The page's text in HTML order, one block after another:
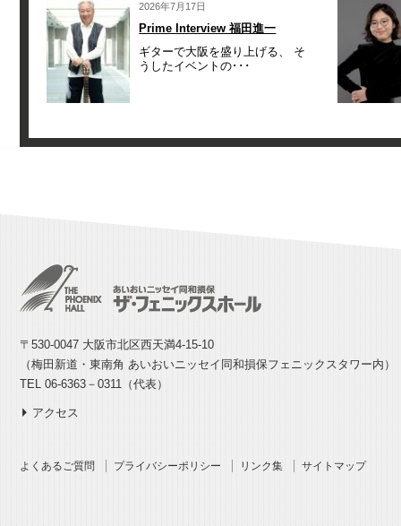
2026年7月17日
Prime Interview 福田進一
ギターで大阪を盛り上げる、 そ
うしたイベントの･･･
〒530-0047 大阪市北区西天満4-15-10
（梅田新道・東南角 あいおいニッセイ同和損保フェニックスタワー内）
TEL 06-6363－0311（代表）
アクセス
よくあるご質問 プライバシーポリシー リンク集 サイトマップ